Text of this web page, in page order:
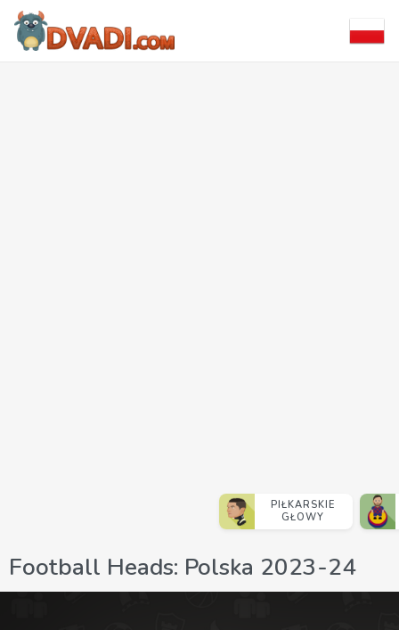
PIŁKARSKIE
GŁOWY
Football Heads: Polska 2023-24